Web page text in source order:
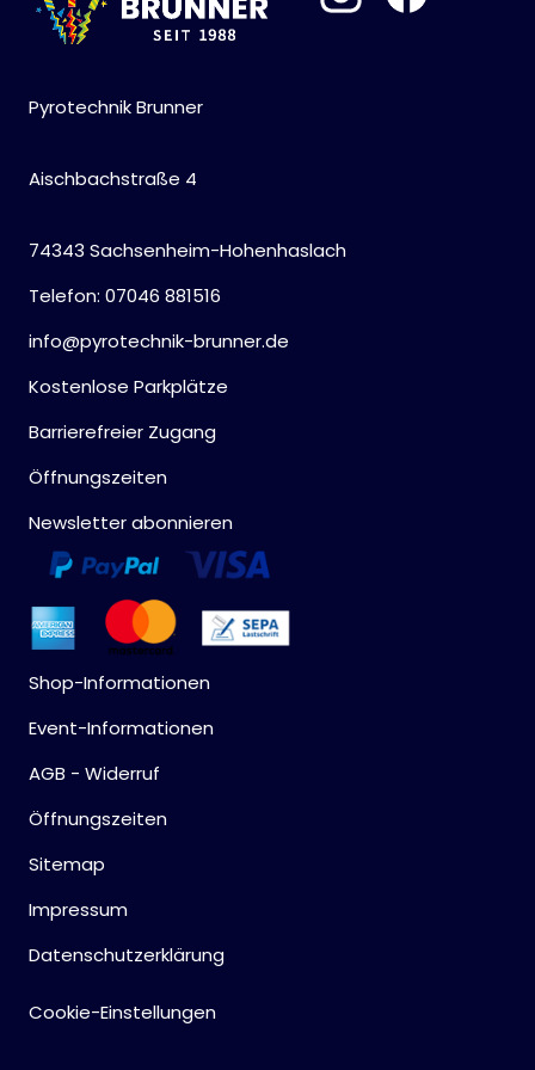
Pyrotechnik Brunner
Aischbachstraße 4
74343 Sachsenheim-Hohenhaslach
Telefon: 07046 881516
info@pyrotechnik-brunner.de
Kostenlose Parkplätze
Barrierefreier Zugang
Öffnungszeiten
Newsletter abonnieren
Shop-Informationen
Event-Informationen
AGB - Widerruf
Öffnungszeiten
Sitemap
Impressum
Datenschutzerklärung
Cookie-Einstellungen